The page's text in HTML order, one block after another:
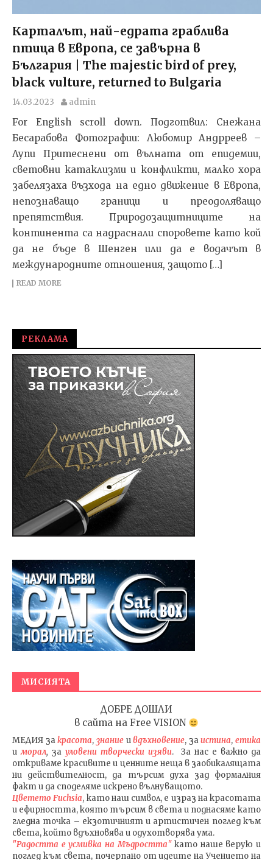
Карталът, най-едрата граблива
птица в Европа, се завърна в
България | The majestic bird of prey,
black vulture, returned to Bulgaria
14.03.2023 admin
For English scroll down. Подготвил: Снежана
Бесарабова Фотографии: Любомир Андрреев –
Лупи Притеснени от вълната от епидемии,
световни катаклизми и конфликти, малко хора
забелязаха възхода на едно движение в Европа,
непознаващо граници и преодоляващо
препятствия. Природозащитниците на
континента са надраснали споровете като кой
да не бъде в Шенген или да е водачът в
международните отношения, защото […]
READ MORE
РЕКЛАМА
МИСИЯТА
ДОБРЕ ДОШЛИ
в сайта на Free VISION
МЕДИЯ закрасота, знаниеивдъхновение, заистина, етика
иморал, за уловени творчески изяви. За нас е важно да
откриваме красивите и ценните неща в заобикалящата
ни действителност, да търсим духа зад формалния
факт и да споделяме искрено вълнуващото.
Цветето Fuchsia, като наш символ, е израз на красотата
и ефирността, която търсим в света и поднасяме като
гледна точка – екзотичният и артистичен поглед към
света, който вдъхновява и одухотворява ума.
"Радостта е усмивка на Мъдростта" като наше верую и
поглед към света, почерпано от идеите на Учението на